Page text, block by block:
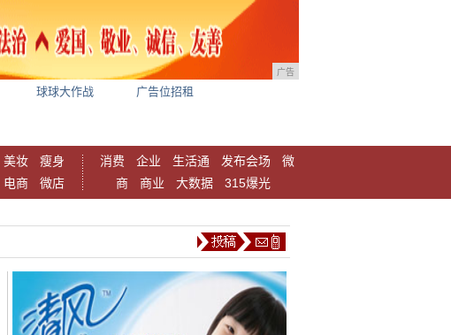
广告
球球大作战 广告位招租
美妆
瘦身
电商 微店
消费 企业 生活通 发布会场
微
商
商业 大数据 315爆光